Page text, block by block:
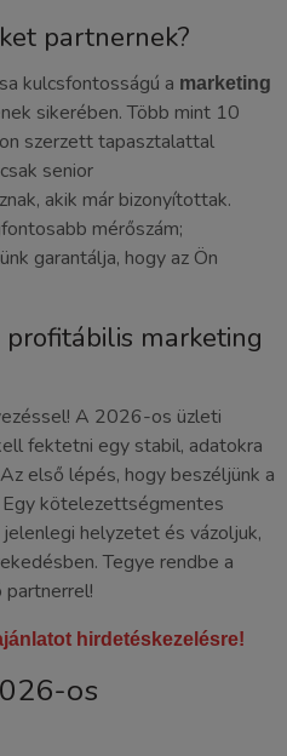
partnernek?
kulcsfontosságú a marketing
sikerében. Több mint 10
szerzett tapasztalattal
senior
akik már bizonyítottak.
mérőszám;
garantálja, hogy az Ön
marketing
A 2026-os üzleti
fektetni egy stabil, adatokra
első lépés, hogy beszéljünk a
kötelezettségmentes
helyzetet és vázoljuk,
Tegye rendbe a
hirdetéskezelésre!
os